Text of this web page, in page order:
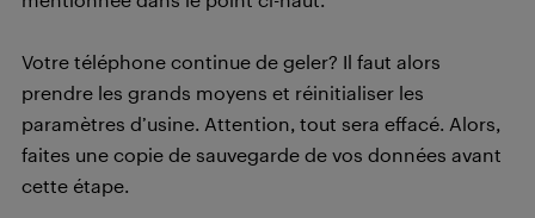
Votre téléphone continue de geler? Il faut alors
prendre les grands moyens et réinitialiser les
paramètres d’usine. Attention, tout sera effacé. Alors,
faites une copie de sauvegarde de vos données avant
cette étape.